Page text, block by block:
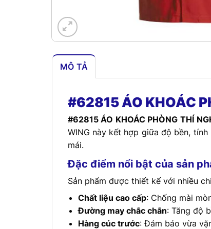
MÔ TẢ
#62815 ÁO KHOÁC
#62815 ÁO KHOÁC PHÒNG THÍ
WING này kết hợp giữa độ bền,
mái.
Đặc điểm nổi bật của sản
Sản phẩm được thiết kế với nhiều
Chất liệu cao cấp: Chống mài
Đường may chắc chắn: Tăng độ
Hàng cúc trước: Đảm bảo vừa